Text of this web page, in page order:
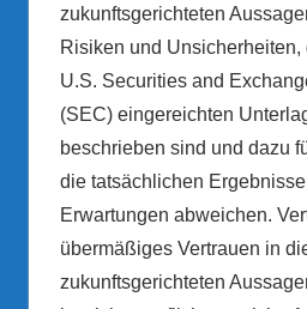
zukunftsgerichteten
Risiken und
U.S. Securities and
(SEC) eingereichten
beschrieben sind und dazu
die tatsächlichen
Erwartungen abweichen.
übermäßiges Vertrauen in
zukunftsgerichteten